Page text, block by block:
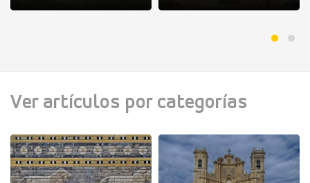
Ver artículos por categorías